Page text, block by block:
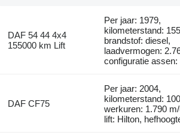
DAF 54 44 4x4
155000 km Lift
Per jaar: 1979,
kilometerstand:
brandstof: diesel,
laadvermogen:
configuratie assen:
DAF CF75
Per jaar: 2004,
kilometerstand:
werkuren: 1.790
lift: Hilton,